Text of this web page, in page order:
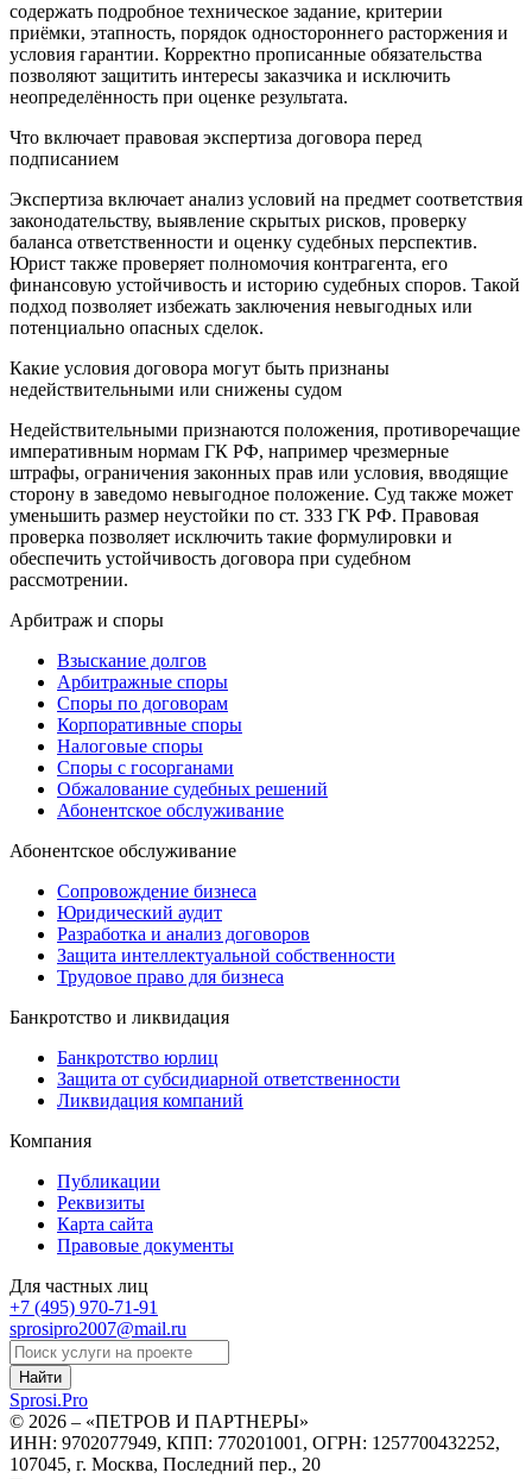
содержать подробное техническое задание, критерии
приёмки, этапность, порядок одностороннего расторжения и
условия гарантии. Корректно прописанные обязательства
позволяют защитить интересы заказчика и исключить
неопределённость при оценке результата.
Что включает правовая экспертиза договора перед
подписанием
Экспертиза включает анализ условий на предмет соответствия
законодательству, выявление скрытых рисков, проверку
баланса ответственности и оценку судебных перспектив.
Юрист также проверяет полномочия контрагента, его
финансовую устойчивость и историю судебных споров. Такой
подход позволяет избежать заключения невыгодных или
потенциально опасных сделок.
Какие условия договора могут быть признаны
недействительными или снижены судом
Недействительными признаются положения, противоречащие
императивным нормам ГК РФ, например чрезмерные
штрафы, ограничения законных прав или условия, вводящие
сторону в заведомо невыгодное положение. Суд также может
уменьшить размер неустойки по ст. 333 ГК РФ. Правовая
проверка позволяет исключить такие формулировки и
обеспечить устойчивость договора при судебном
рассмотрении.
Арбитраж и споры
Взыскание долгов
Арбитражные споры
Споры по договорам
Корпоративные споры
Налоговые споры
Споры с госорганами
Обжалование судебных решений
Абонентское обслуживание
Абонентское обслуживание
Сопровождение бизнеса
Юридический аудит
Разработка и анализ договоров
Защита интеллектуальной собственности
Трудовое право для бизнеса
Банкротство и ликвидация
Банкротство юрлиц
Защита от субсидиарной ответственности
Ликвидация компаний
Компания
Публикации
Реквизиты
Карта сайта
Правовые документы
Для частных лиц
+7 (495) 970-71-91
sprosipro2007@mail.ru
Найти
Sprosi.Pro
© 2026 – «ПЕТРОВ И ПАРТНЕРЫ»
ИНН: 9702077949, КПП: 770201001, ОГРН: 1257700432252,
107045, г. Москва, Последний пер., 20